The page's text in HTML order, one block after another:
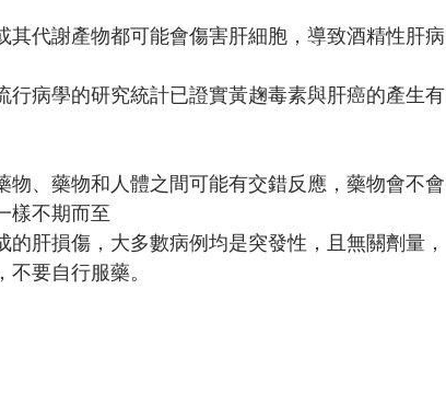
其代謝產物都可能會傷害肝細胞，導致酒精性肝病
行病學的研究統計已證實黃趜毒素與肝癌的產生有
、藥物和人體之間可能有交錯反應，藥物會不會
樣不期而至
肝損傷，大多數病例均是突發性，且無關劑量，
要自行服藥。